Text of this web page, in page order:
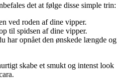
det at følge disse simple trin:
ved roden af dine vipper.
til spidsen af dine vipper.
har opnået den ønskede længde og
skabe et smukt og intenst look